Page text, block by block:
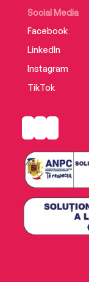
Social Media
Facebook
LinkedIn
Instagram
TikTok